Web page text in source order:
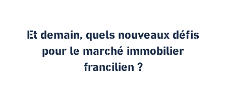
Et demain, quels nouveaux défis
pour le marché immobilier
francilien ?